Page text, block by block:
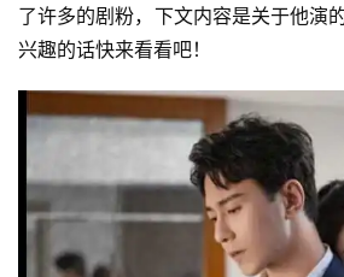
了许多的剧粉，下文内容是关于他演
兴趣的话快来看看吧！